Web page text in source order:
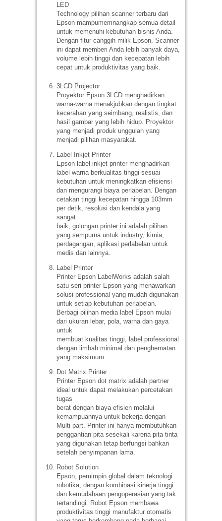
LED
Technology pilihan scanner terbaru dari
Epson mampumemnangkap semua detail
untuk memenuhi kebutuhan bisnis Anda.
Dengan fitur canggih milik Epson, Scanner
ini dapat memberi Anda lebih banyak daya,
volume lebih tinggi dan kecepatan lebih
cepat untuk produktivitas yang baik.
3LCD Projector
Proyektor Epson 3LCD menghadirkan
warna-warna menakjubkan dengan tingkat
kecerahan yang seimbang, realistis, dan
hasil gambar yang lebih hidup. Proyektor
yang menjadi produk unggulan yang
menjadi pilihan masyarakat.
Label Inkjet Printer
Epson label inkjet printer menghadirkan
label warna berkualitas tinggi sesuai
kebutuhan untuk meningkatkan efisiensi
dan mengurangi biaya perlabelan. Dengan
cetakan tinggi kecepatan hingga 103mm
per detik, resolusi dan kendala yang
sangat
baik, golongan printer ini adalah pilihan
yang sempurna untuk industry, kimia,
perdagangan, aplikasi perlabelan untuk
medis dan lainnya.
Label Printer
Printer Epson LabelWorks adalah salah
satu seri printer Epson yang menawarkan
solusi professional yang mudah digunakan
untuk setiap kebutuhan perlabelan.
Berbagi pilihan media label Epson mulai
dari ukuran lebar, pola, warna dan gaya
untuk
membuat kualitas tinggi, label professional
dengan limbah minimal dan penghematan
yang maksimum.
Dot Matrix Printer
Printer Epson dot matrix adalah partner
ideal untuk dapat melakukan percetakan
tugas
berat dengan biaya efisien melalui
kemampuannya untuk bekerja dengan
Multi-part. Printer ini hanya membutuhkan
penggantian pita sesekali karena pita tinta
yang digunakan tetap berfungsi bahkan
setelah penyimpanan lama.
Robot Solution
Epson, pemimpin global dalam teknologi
robotika, dengan kombinasi kinerja tinggi
dan kemudahaan pengoperasian yang tak
tertandingi. Robot Epson membawa
produktivitas tinggi manufaktur otomatis